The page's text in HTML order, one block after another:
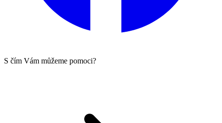
S čím Vám můžeme pomoci?